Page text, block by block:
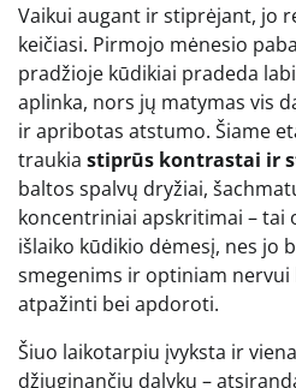
Vaikui augant ir stiprėjant, jo
keičiasi. Pirmojo mėnesio
pradžioje kūdikiai pradeda
aplinka, nors jų matymas vis
ir apribotas atstumo. Šiame
traukia stiprūs kontrastai ir
baltos spalvų dryžiai,
koncentriniai apskritimai – tai
išlaiko kūdikio dėmesį, nes jo
smegenims ir optiniam nervui
atpažinti bei apdoroti.
Šiuo laikotarpiu įvyksta ir
džiuginančių dalykų –